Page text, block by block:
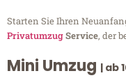
Starten Sie Ihren
PrivatumzugService, der
Mini Umzug | ab